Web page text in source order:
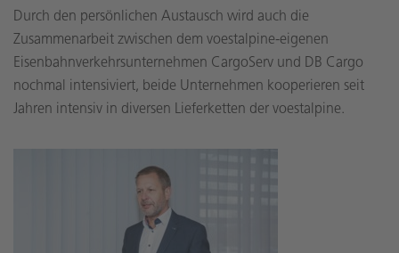
Durch den persönlichen Austausch wird auch die
Zusammenarbeit zwischen dem voestalpine-eigenen
Eisenbahnverkehrsunternehmen CargoServ und DB Cargo
nochmal intensiviert, beide Unternehmen kooperieren seit
Jahren intensiv in diversen Lieferketten der voestalpine.